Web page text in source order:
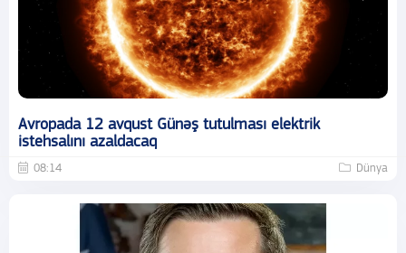
Avropada 12 avqust Günəş tutulması elektrik
istehsalını azaldacaq
08:14 Dünya